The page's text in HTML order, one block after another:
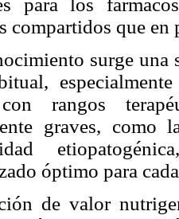
compartidos que
surge una
rangos
graves, como
óptimo para
de valor